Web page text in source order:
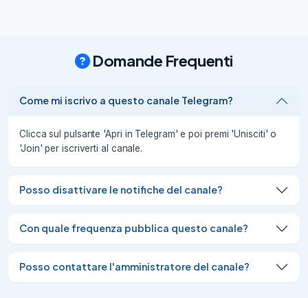
animazioni di alta qualità per il webtoon
"GOSU"
Naver Webtoon ha annunciato il 24 che la
ha firmato un accordo di collaborazione
(MOU) con Toei Animation e Studio Mir
'Gosu'.
Il webtoon originale
#News
adattamento animato per The Beginning
Domande Frequenti
Come mi iscrivo a questo canale Telegram?
Clicca sul pulsante 'Apri in Telegram' e poi premi 'Unisciti' o
'Join' per iscriverti al canale.
Posso disattivare le notifiche del canale?
Con quale frequenza pubblica questo canale?
Posso contattare l'amministratore del canale?